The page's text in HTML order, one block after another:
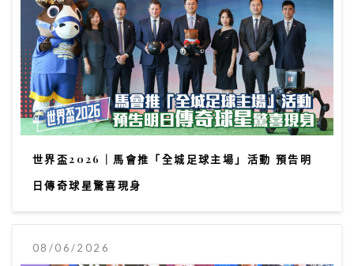
世界盃2026｜馬會推「全城足球主場」活動 預告明
日傳奇球星驚喜現身
08/06/2026